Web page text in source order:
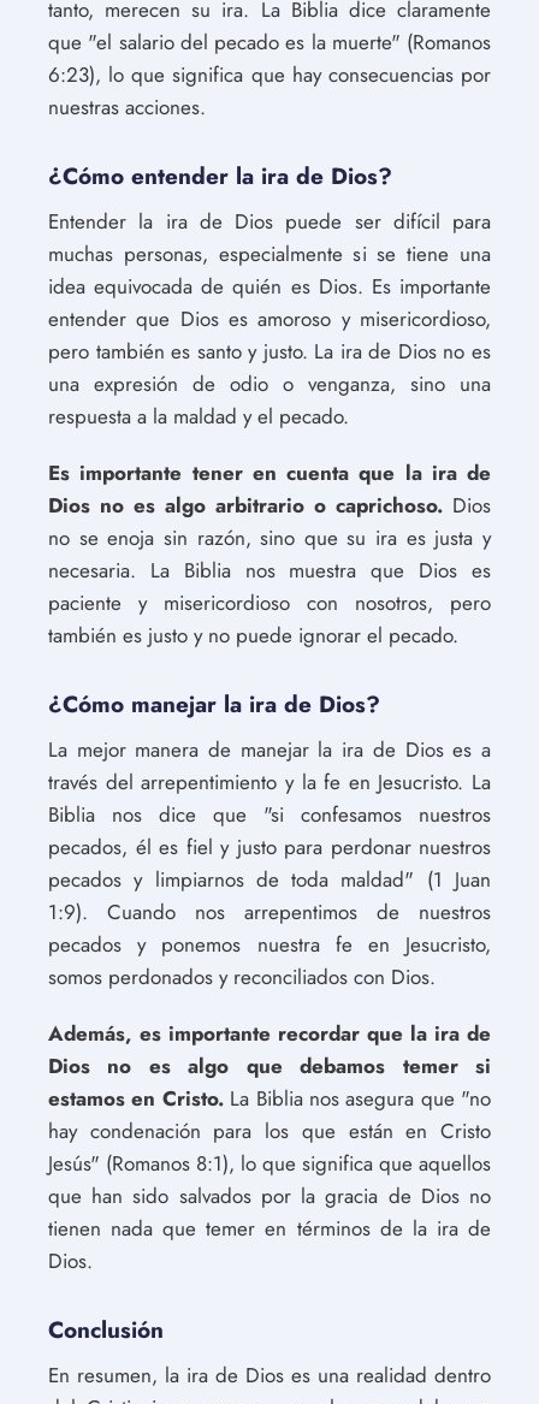
tanto, merecen su ira. La Biblia dice claramente
que "el salario del pecado es la muerte" (Romanos
6:23), lo que significa que hay consecuencias por
nuestras acciones.
¿Cómo entender la ira de Dios?
Entender la ira de Dios puede ser difícil para
muchas personas, especialmente si se tiene una
idea equivocada de quién es Dios. Es importante
entender que Dios es amoroso y misericordioso,
pero también es santo y justo. La ira de Dios no es
una expresión de odio o venganza, sino una
respuesta a la maldad y el pecado.
Es importante tener en cuenta que la ira de
Dios no es algo arbitrario o caprichoso. Dios
no se enoja sin razón, sino que su ira es justa y
necesaria. La Biblia nos muestra que Dios es
paciente y misericordioso con nosotros, pero
también es justo y no puede ignorar el pecado.
¿Cómo manejar la ira de Dios?
La mejor manera de manejar la ira de Dios es a
través del arrepentimiento y la fe en Jesucristo. La
Biblia nos dice que "si confesamos nuestros
pecados, él es fiel y justo para perdonar nuestros
pecados y limpiarnos de toda maldad" (1 Juan
1:9). Cuando nos arrepentimos de nuestros
pecados y ponemos nuestra fe en Jesucristo,
somos perdonados y reconciliados con Dios.
Además, es importante recordar que la ira de
Dios no es algo que debamos temer si
estamos en Cristo.La Biblia nos asegura que "no
hay condenación para los que están en Cristo
Jesús" (Romanos 8:1), lo que significa que aquellos
que han sido salvados por la gracia de Dios no
tienen nada que temer en términos de la ira de
Dios.
Conclusión
En resumen, la ira de Dios es una realidad dentro